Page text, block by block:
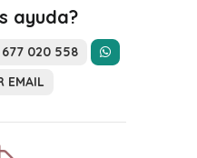
ayuda?
677 020 558
EMAIL